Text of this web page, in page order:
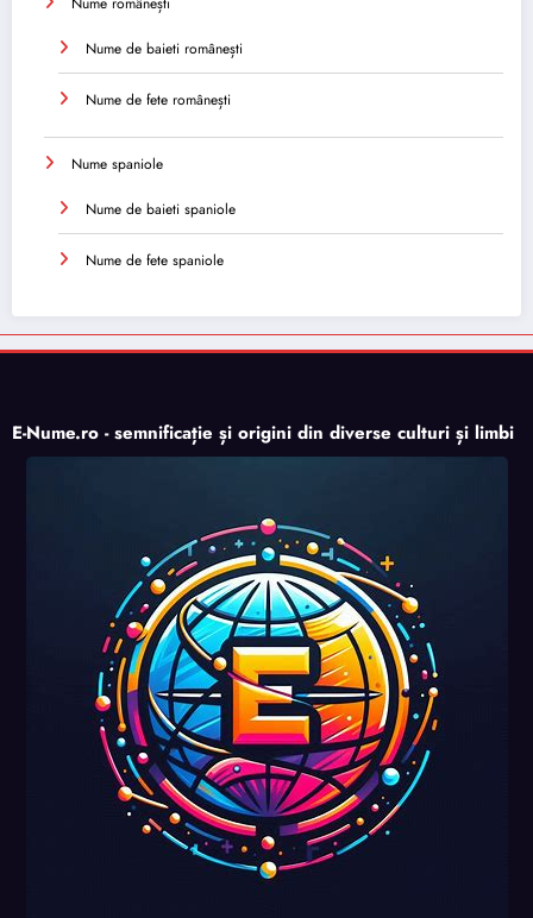
Nume de baieti românești
Nume de fete românești
Nume spaniole
Nume de baieti spaniole
Nume de fete spaniole
E-Nume.ro - semnificație și origini din diverse culturi și limbi